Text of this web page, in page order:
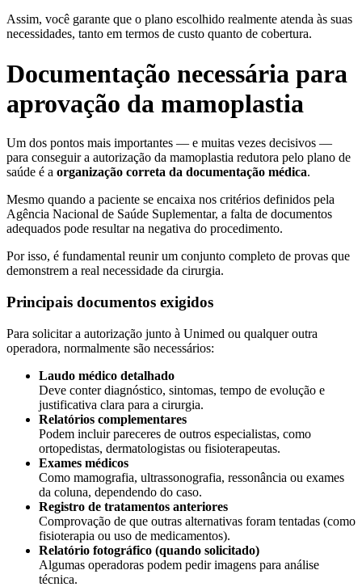
Assim, você garante que o plano escolhido realmente atenda às suas
necessidades, tanto em termos de custo quanto de cobertura.
Documentação necessária para
aprovação da mamoplastia
Um dos pontos mais importantes — e muitas vezes decisivos —
para conseguir a autorização da mamoplastia redutora pelo plano de
saúde é a organização correta da documentação médica.
Mesmo quando a paciente se encaixa nos critérios definidos pela
Agência Nacional de Saúde Suplementar, a falta de documentos
adequados pode resultar na negativa do procedimento.
Por isso, é fundamental reunir um conjunto completo de provas que
demonstrem a real necessidade da cirurgia.
Principais documentos exigidos
Para solicitar a autorização junto à Unimed ou qualquer outra
operadora, normalmente são necessários:
Laudo médico detalhado
Deve conter diagnóstico, sintomas, tempo de evolução e
justificativa clara para a cirurgia.
Relatórios complementares
Podem incluir pareceres de outros especialistas, como
ortopedistas, dermatologistas ou fisioterapeutas.
Exames médicos
Como mamografia, ultrassonografia, ressonância ou exames
da coluna, dependendo do caso.
Registro de tratamentos anteriores
Comprovação de que outras alternativas foram tentadas (como
fisioterapia ou uso de medicamentos).
Relatório fotográfico (quando solicitado)
Algumas operadoras podem pedir imagens para análise
técnica.